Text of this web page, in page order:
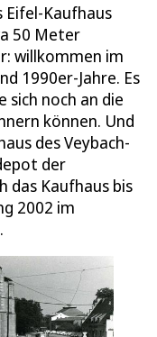
Eifel-Kaufhaus
50 Meter
willkommen im
1990er-Jahre. Es
sich noch an die
können. Und
des Veybach-
der
das Kaufhaus bis
2002 im